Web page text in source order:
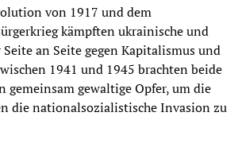
von 1917 und dem
kämpften ukrainische und
an Seite gegen Kapitalismus und
1941 und 1945 brachten beide
gemeinsam gewaltige Opfer, um die
die nationalsozialistische Invasion zu